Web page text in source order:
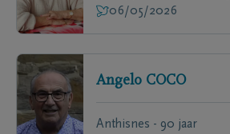
06/05/2026
Angelo COCO
Anthisnes - 90 jaar